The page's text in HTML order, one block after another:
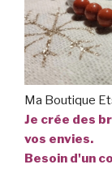
Ma Boutique
Je crée des
vos envies.
Besoin d'un